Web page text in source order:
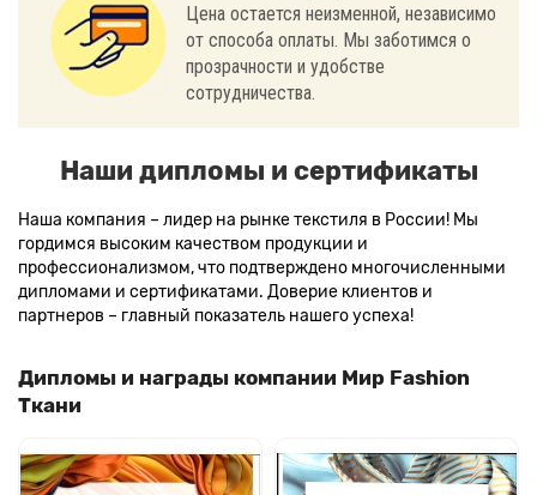
Цена остается неизменной, независимо
от способа оплаты. Мы заботимся о
прозрачности и удобстве
сотрудничества.
Наши дипломы и сертификаты
Наша компания – лидер на рынке текстиля в России! Мы
гордимся высоким качеством продукции и
профессионализмом, что подтверждено многочисленными
дипломами и сертификатами. Доверие клиентов и
партнеров – главный показатель нашего успеха!
Дипломы и награды компании Мир Fashion
Ткани